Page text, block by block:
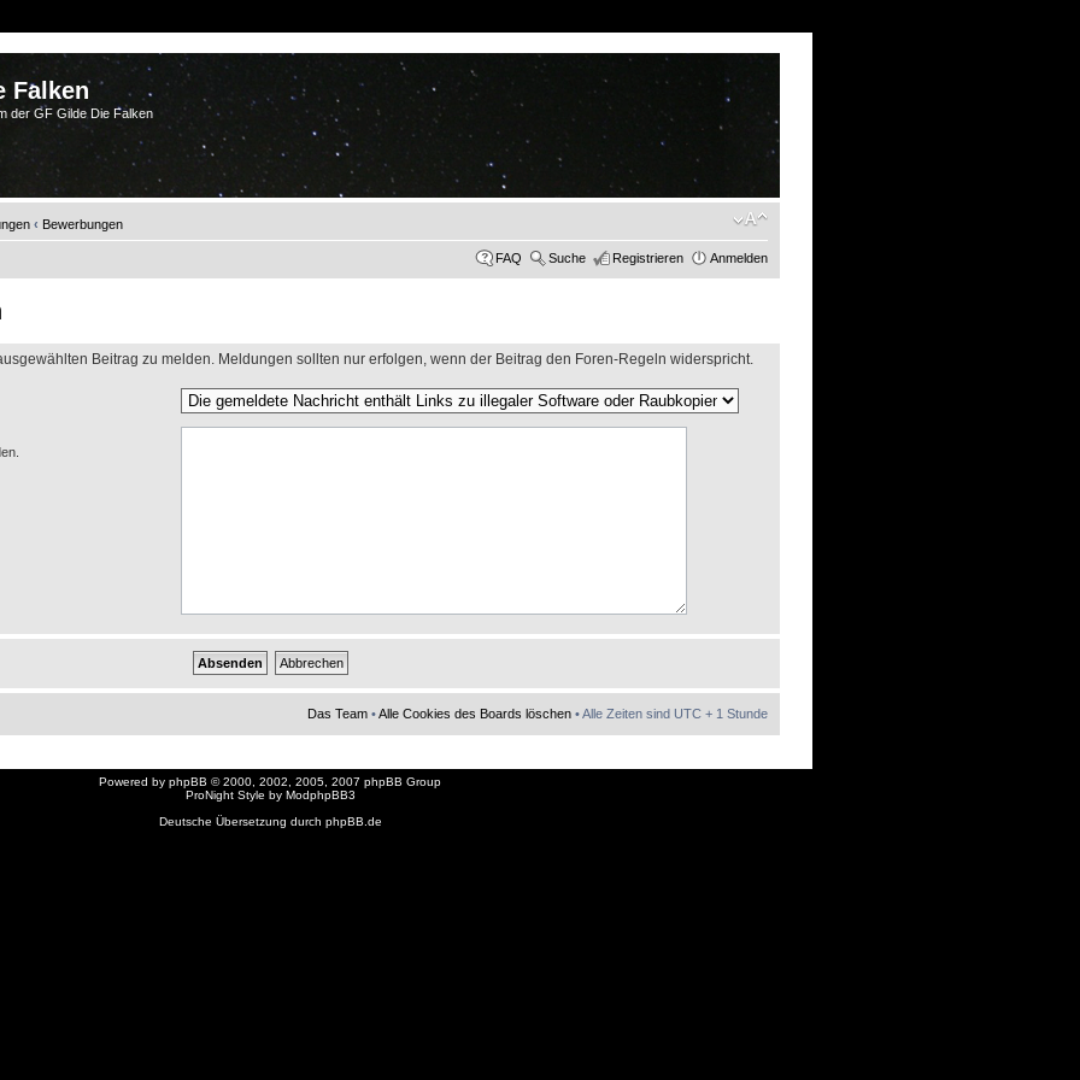
Falken
der GF Gilde Die Falken
‹ Bewerbungen
FAQ Suche Registrieren Anmelden
Beitrag zu melden. Meldungen sollten nur erfolgen, wenn der Beitrag den Foren-Regeln widerspricht.
Das Team •Alle Cookies des Boards löschen • Alle Zeiten sind UTC + 1 Stunde
Powered by phpBB © 2000, 2002, 2005, 2007 phpBB Group
ProNight Style by ModphpBB3
Deutsche Übersetzung durch phpBB.de